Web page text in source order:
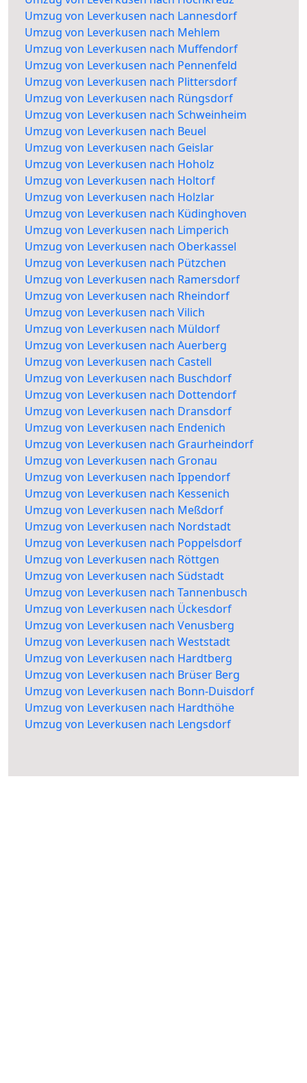
Umzug von Leverkusen nach Lannesdorf
Umzug von Leverkusen nach Mehlem
Umzug von Leverkusen nach Muffendorf
Umzug von Leverkusen nach Pennenfeld
Umzug von Leverkusen nach Plittersdorf
Umzug von Leverkusen nach Rüngsdorf
Umzug von Leverkusen nach Schweinheim
Umzug von Leverkusen nach Beuel
Umzug von Leverkusen nach Geislar
Umzug von Leverkusen nach Hoholz
Umzug von Leverkusen nach Holtorf
Umzug von Leverkusen nach Holzlar
Umzug von Leverkusen nach Küdinghoven
Umzug von Leverkusen nach Limperich
Umzug von Leverkusen nach Oberkassel
Umzug von Leverkusen nach Pützchen
Umzug von Leverkusen nach Ramersdorf
Umzug von Leverkusen nach Rheindorf
Umzug von Leverkusen nach Vilich
Umzug von Leverkusen nach Müldorf
Umzug von Leverkusen nach Auerberg
Umzug von Leverkusen nach Castell
Umzug von Leverkusen nach Buschdorf
Umzug von Leverkusen nach Dottendorf
Umzug von Leverkusen nach Dransdorf
Umzug von Leverkusen nach Endenich
Umzug von Leverkusen nach Graurheindorf
Umzug von Leverkusen nach Gronau
Umzug von Leverkusen nach Ippendorf
Umzug von Leverkusen nach Kessenich
Umzug von Leverkusen nach Meßdorf
Umzug von Leverkusen nach Nordstadt
Umzug von Leverkusen nach Poppelsdorf
Umzug von Leverkusen nach Röttgen
Umzug von Leverkusen nach Südstadt
Umzug von Leverkusen nach Tannenbusch
Umzug von Leverkusen nach Ückesdorf
Umzug von Leverkusen nach Venusberg
Umzug von Leverkusen nach Weststadt
Umzug von Leverkusen nach Hardtberg
Umzug von Leverkusen nach Brüser Berg
Umzug von Leverkusen nach Bonn-Duisdorf
Umzug von Leverkusen nach Hardthöhe
Umzug von Leverkusen nach Lengsdorf